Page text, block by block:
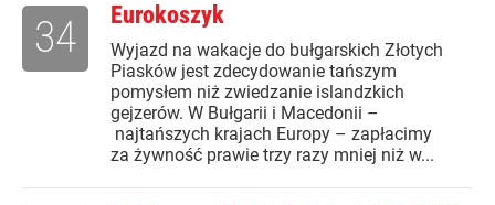
Eurokoszyk
Wyjazd na wakacje do bułgarskich Złotych
Piasków jest zdecydowanie tańszym
pomysłem niż zwiedzanie islandzkich
gejzerów. W Bułgarii i Macedonii –
najtańszych krajach Europy – zapłacimy
za żywność prawie trzy razy mniej niż w...
34